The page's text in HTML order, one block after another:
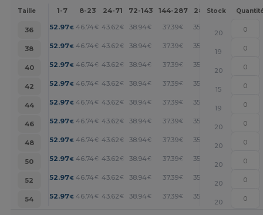
Taille 1-7 8-23 24-71 72-143 144-287 288 + Plus
Stock
36 52.97€ 46.74 € 43.62€ 38.94 € 37.39€ 35.83
20
38
52.97€ 46.74 € 43.62€ 38.94 € 37.39€ 35.83
19
40
52.97€ 46.74 € 43.62€ 38.94 € 37.39€ 35.83
20
42
52.97€ 46.74 € 43.62€ 38.94 € 37.39€ 35.83
15
44
52.97€ 46.74 € 43.62€ 38.94 € 37.39€ 35.83
19
46
52.97€ 46.74 € 43.62€ 38.94 € 37.39€ 35.83
20
48
52.97€ 46.74 € 43.62€ 38.94 € 37.39€ 35.83
20
50
52.97€ 46.74 € 43.62€ 38.94 € 37.39€ 35.83
20
52
52.97€ 46.74 € 43.62€ 38.94 € 37.39€ 35.83
20
54
52.97€ 46.74 € 43.62€ 38.94 € 37.39€ 35.83
20